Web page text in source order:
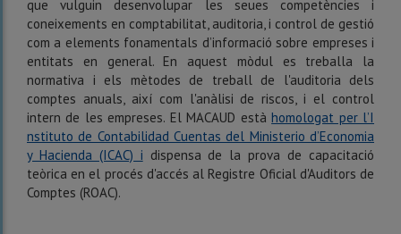
que vulguin desenvolupar les seues competències i
coneixements en comptabilitat, auditoria, i control de gestió
com a elements fonamentals d’informació sobre empreses i
entitats en general. En aquest mòdul es treballa la
normativa i els mètodes de treball de l'auditoria dels
comptes anuals, així com l'anàlisi de riscos, i el control
intern de les empreses. El MACAUD estàhomologat per l’I
nstituto de Contabilidad Cuentas del Ministerio d’Economia
y Hacienda (ICAC) i dispensa de la prova de capacitació
teòrica en el procés d'accés al Registre Oficial d'Auditors de
Comptes (ROAC).